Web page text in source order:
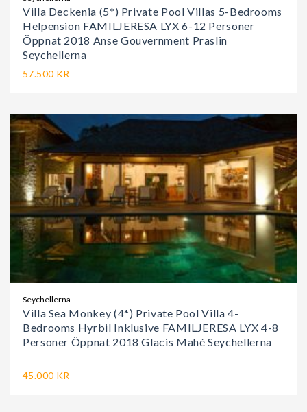
Villa Deckenia (5*) Private Pool Villas 5-Bedrooms
Helpension FAMILJERESA LYX 6-12 Personer
Öppnat 2018 Anse Gouvernment Praslin
Seychellerna
57.500 KR
Seychellerna
Villa Sea Monkey (4*) Private Pool Villa 4-
Bedrooms Hyrbil Inklusive FAMILJERESA LYX 4-8
Personer Öppnat 2018 Glacis Mahé Seychellerna
45.000 KR